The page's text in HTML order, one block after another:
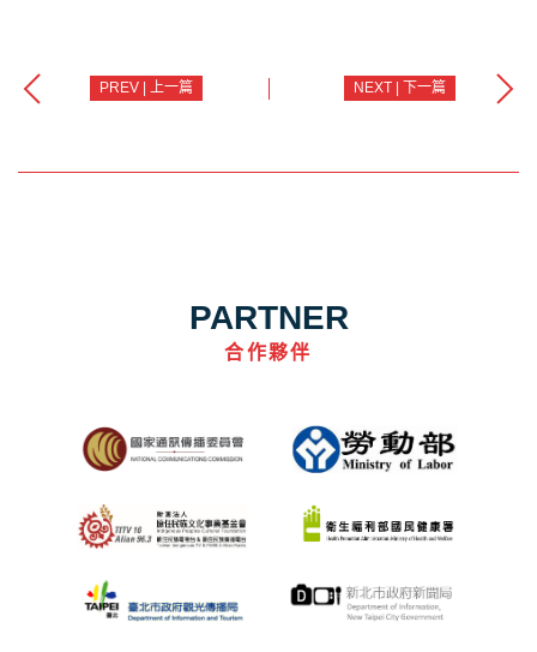
PREV | 上一篇 NEXT | 下一篇
PARTNER
合作夥伴